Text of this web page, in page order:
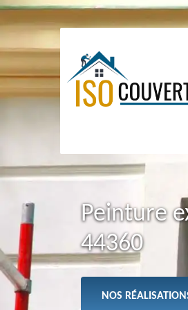
Peinture
44360
NOS